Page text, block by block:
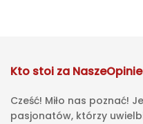
Kto stoi za
Cześć! Miło nas poznać!
pasjonatów, którzy